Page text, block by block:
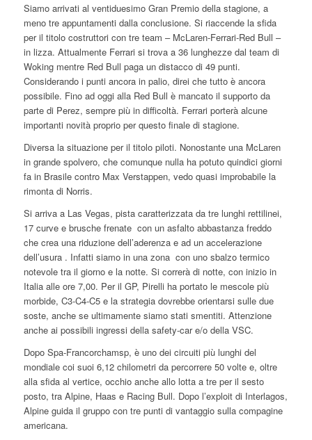
Siamo arrivati al ventiduesimo Gran Premio della stagione, a
meno tre appuntamenti dalla conclusione. Si riaccende la sfida
per il titolo costruttori con tre team – McLaren-Ferrari-Red Bull –
in lizza. Attualmente Ferrari si trova a 36 lunghezze dal team di
Woking mentre Red Bull paga un distacco di 49 punti.
Considerando i punti ancora in palio, direi che tutto è ancora
possibile. Fino ad oggi alla Red Bull è mancato il supporto da
parte di Perez, sempre più in difficoltà. Ferrari porterà alcune
importanti novità proprio per questo finale di stagione.
Diversa la situazione per il titolo piloti. Nonostante una McLaren
in grande spolvero, che comunque nulla ha potuto quindici giorni
fa in Brasile contro Max Verstappen, vedo quasi improbabile la
rimonta di Norris.
Si arriva a Las Vegas, pista caratterizzata da tre lunghi rettilinei,
17 curve e brusche frenate con un asfalto abbastanza freddo
che crea una riduzione dell’aderenza e ad un accelerazione
dell’usura . Infatti siamo in una zona con uno sbalzo termico
notevole tra il giorno e la notte. Si correrà di notte, con inizio in
Italia alle ore 7,00. Per il GP, Pirelli ha portato le mescole più
morbide, C3-C4-C5 e la strategia dovrebbe orientarsi sulle due
soste, anche se ultimamente siamo stati smentiti. Attenzione
anche ai possibili ingressi della safety-car e/o della VSC.
Dopo Spa-Francorchamsp, è uno dei circuiti più lunghi del
mondiale coi suoi 6,12 chilometri da percorrere 50 volte e, oltre
alla sfida al vertice, occhio anche allo lotta a tre per il sesto
posto, tra Alpine, Haas e Racing Bull. Dopo l’exploit di Interlagos,
Alpine guida il gruppo con tre punti di vantaggio sulla compagine
americana.